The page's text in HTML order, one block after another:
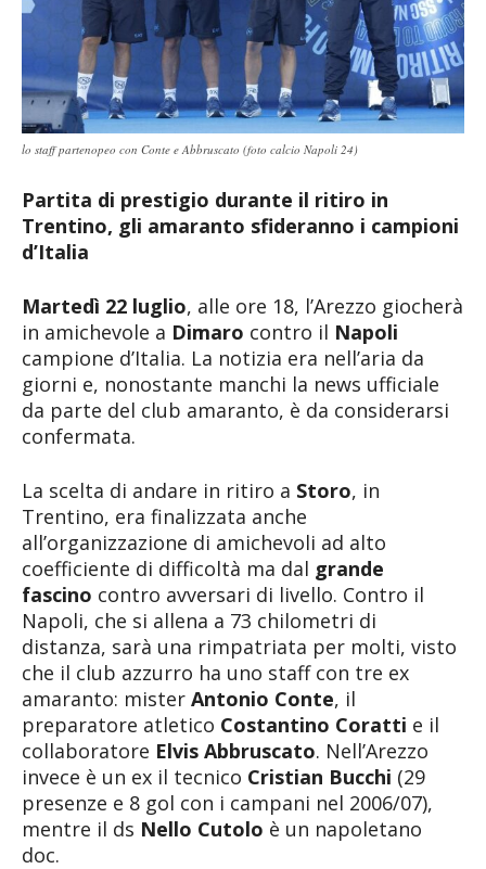
lo staff partenopeo con Conte e Abbruscato (foto calcio Napoli 24)
Partita di prestigio durante il ritiro in
Trentino, gli amaranto sfideranno i campioni
d’Italia
Martedì 22 luglio, alle ore 18, l’Arezzo giocherà
in amichevole a Dimaro contro il Napoli
campione d’Italia. La notizia era nell’aria da
giorni e, nonostante manchi la news ufficiale
da parte del club amaranto, è da considerarsi
confermata.
La scelta di andare in ritiro a Storo, in
Trentino, era finalizzata anche
all’organizzazione di amichevoli ad alto
coefficiente di difficoltà ma dal grande
fascino contro avversari di livello. Contro il
Napoli, che si allena a 73 chilometri di
distanza, sarà una rimpatriata per molti, visto
che il club azzurro ha uno staff con tre ex
amaranto: mister Antonio Conte, il
preparatore atletico Costantino Coratti e il
collaboratore Elvis Abbruscato. Nell’Arezzo
invece è un ex il tecnico Cristian Bucchi (29
presenze e 8 gol con i campani nel 2006/07),
mentre il ds Nello Cutolo è un napoletano
doc.